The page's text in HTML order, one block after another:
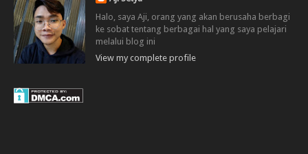
Halo, saya Aji, orang yang akan berusaha berbagi
ke sobat tentang berbagai hal yang saya pelajari
melalui blog ini
View my complete profile